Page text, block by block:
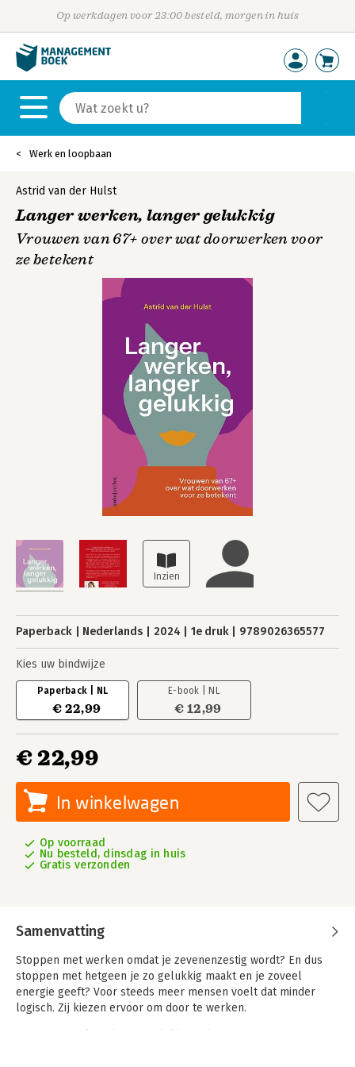
Op werkdagen voor 23:00 besteld, morgen in huis
Werk en loopbaan
Astrid van der Hulst
Langer werken, langer gelukkig
Vrouwen van 67+ over wat doorwerken voor
ze betekent
Paperback Nederlands 2024 1e druk 9789026365577
Kies uw bindwijze
Paperback | NL
€ 22,99
E-book | NL
€ 12,99
€ 22,99
In winkelwagen
Op voorraad
Nu besteld, dinsdag in huis
Gratis verzonden
Samenvatting
Stoppen met werken omdat je zevenenzestig wordt? En dus
stoppen met hetgeen je zo gelukkig maakt en je zoveel
energie geeft? Voor steeds meer mensen voelt dat minder
logisch. Zij kiezen ervoor om door te werken.